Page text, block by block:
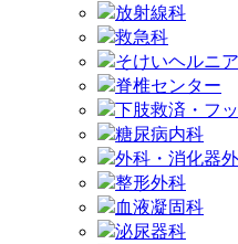
放射線科
救急科
そけいヘルニ
脊椎センター
下肢救済・フ
糖尿病内科
外科・消化器
整形外科
血液凝固科
泌尿器科